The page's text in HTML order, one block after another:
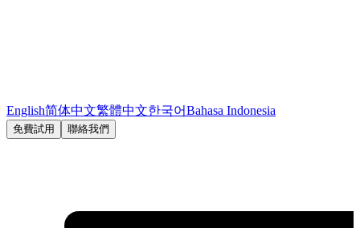
English简体中文繁體中文한국어Bahasa Indonesia
免費試用 聯絡我們